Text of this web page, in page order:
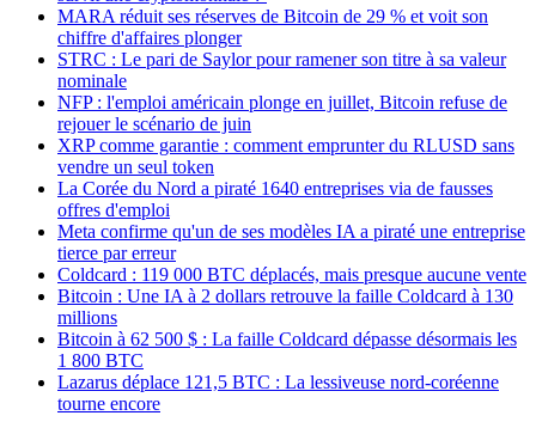
MARA réduit ses réserves de Bitcoin de 29 % et voit son
chiffre d'affaires plonger
STRC : Le pari de Saylor pour ramener son titre à sa valeur
nominale
NFP : l'emploi américain plonge en juillet, Bitcoin refuse de
rejouer le scénario de juin
XRP comme garantie : comment emprunter du RLUSD sans
vendre un seul token
La Corée du Nord a piraté 1640 entreprises via de fausses
offres d'emploi
Meta confirme qu'un de ses modèles IA a piraté une entreprise
tierce par erreur
Coldcard : 119 000 BTC déplacés, mais presque aucune vente
Bitcoin : Une IA à 2 dollars retrouve la faille Coldcard à 130
millions
Bitcoin à 62 500 $ : La faille Coldcard dépasse désormais les
1 800 BTC
Lazarus déplace 121,5 BTC : La lessiveuse nord-coréenne
tourne encore